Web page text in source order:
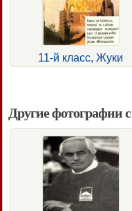
11-й класс, Жуки
Другие фотографии